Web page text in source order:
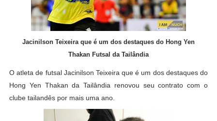
Jacinilson Teixeira que é um dos destaques do Hong Yen
Thakan Futsal da Tailândia
O atleta de futsal Jacinilson Teixeira que é um dos destaques do
Hong Yen Thakan da Tailândia renovou seu contrato com o
clube tailandês por mais uma ano.